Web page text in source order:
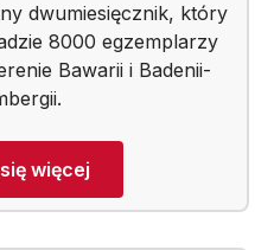
dwumiesięcznik, który
8000 egzemplarzy
Bawarii i Badenii-
więcej